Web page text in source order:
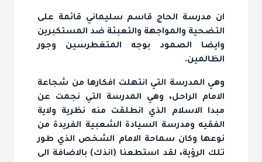
ان مدرسة الحاج قاسم سليماني قائمة على
التضحية والمواجهة والتعبئة ضد المستكبرين
وايضا الصمود بوجه المتغطرسين وجور
الظالمين.
وهي المدرسة التي انتهلت افكارها من شجاعة
الامام الراحل، وهي المدرسة التي نجمت عن
مبدا الاسلام الذي انطلقت منه نظرية ولاية
الفقيه ومدرسة السيادة الشعبية الفريدة من
نوعها وكان سماحة الامام الشخص الذي طور
تلك الرؤية، لقد استطعنا (انذك) بالاضافة الى